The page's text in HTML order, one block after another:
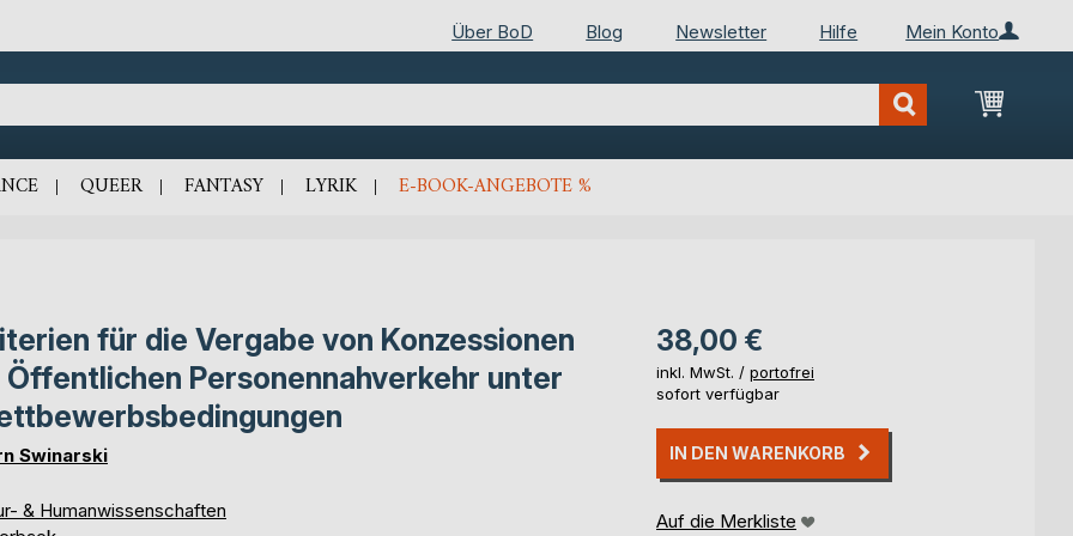
Mein Konto
Über BoD Blog Newsletter Hilfe
Mein
QUEER FANTASY LYRIK E-BOOK-ANGEBOTE %
für die Vergabe von Konzessionen
Öffentlichen Personennahverkehr unter
Swinarski
& Humanwissenschaften
38,00 €
inkl. MwSt. / portofrei
sofort verfügbar
IN DEN WARENKORB
Auf die Merkliste